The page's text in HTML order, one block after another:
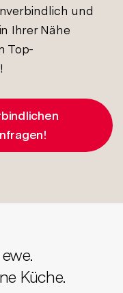
und
Ihrer Nähe
Top-
Küche.